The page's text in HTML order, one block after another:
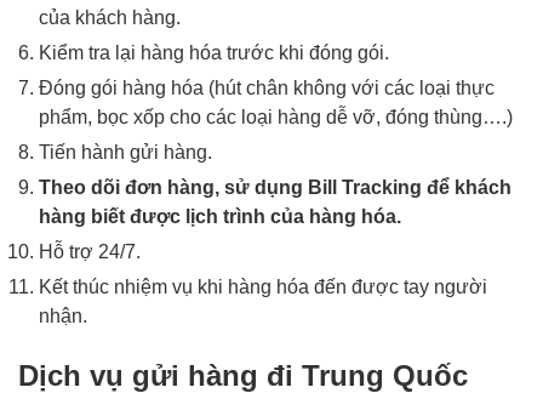
của khách hàng.
Kiểm tra lại hàng hóa trước khi đóng gói.
Đóng gói hàng hóa (hút chân không với các loại thực
phẩm, bọc xốp cho các loại hàng dễ vỡ, đóng thùng….)
Tiến hành gửi hàng.
Theo dõi đơn hàng, sử dụng Bill Tracking để khách
hàng biết được lịch trình của hàng hóa.
Hỗ trợ 24/7.
Kết thúc nhiệm vụ khi hàng hóa đến được tay người
nhận.
Dịch vụ gửi hàng đi Trung Quốc